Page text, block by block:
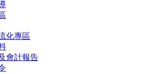
化專區
會計報告